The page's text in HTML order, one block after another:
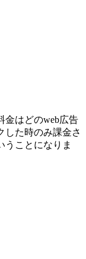
金はどのweb広告
した時のみ課金さ
うことになりま